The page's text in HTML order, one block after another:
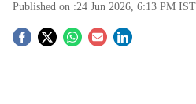
Published on :24 Jun 2026, 6:13 PM IST
S